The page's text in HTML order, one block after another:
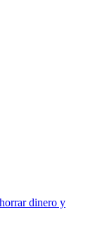
dinero y